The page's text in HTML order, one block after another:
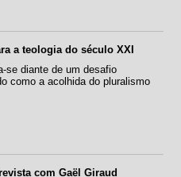
a teologia do século XXI
se diante de um desafio
como a acolhida do pluralismo
com Gaël Giraud